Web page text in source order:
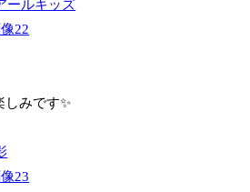
ールキッズ
みです✨